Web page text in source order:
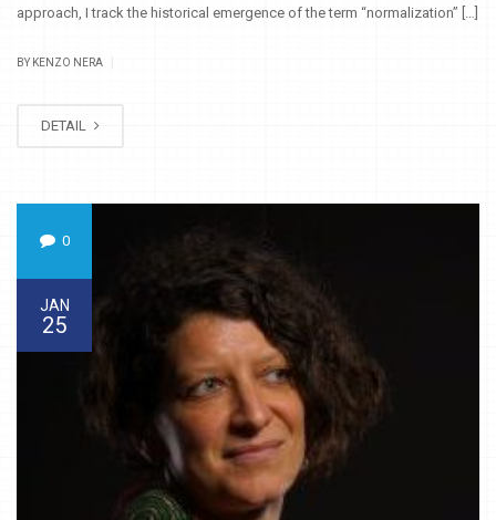
approach, I track the historical emergence of the term “normalization” […]
BY KENZO NERA
DETAIL
0
JAN
25